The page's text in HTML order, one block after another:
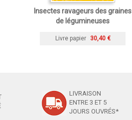
Insectes ravageurs des graines
de légumineuses
Livre papier 30,40 €
LIVRAISON
ENTRE 3 ET 5
JOURS OUVRÉS*